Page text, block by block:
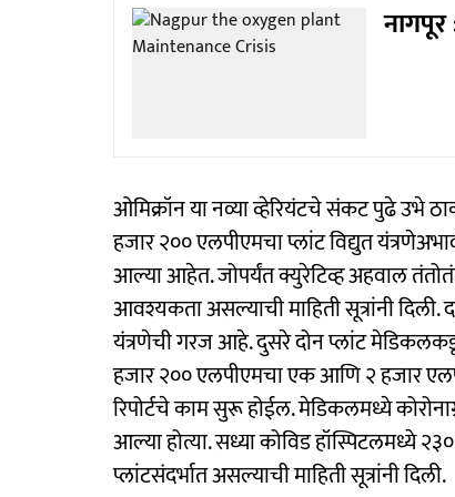
नागपूर
ओमिक्रॉन या नव्या व्हेरियंटचे संकट पुढे उभे
हजार २०० एलपीएमचा प्लांट विद्युत
आल्या आहेत. जोपर्यंत क्युरेटिव्ह अहवाल
आवश्यकता असल्याची माहिती सूत्रांनी दिली.
यंत्रणेची गरज आहे. दुसरे दोन प्लांट
हजार २०० एलपीएमचा एक आणि २ हजार
रिपोर्टचे काम सुरू होईल. मेडिकलमध्ये
आल्या होत्या. सध्या कोविड हॉस्पिटलमध्ये
प्लांटसंदर्भात असल्याची माहिती सूत्रांनी दिली.